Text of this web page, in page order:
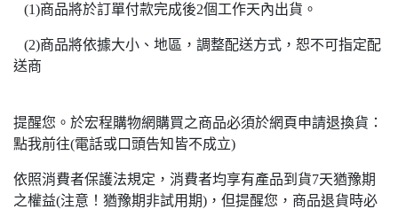
(1)商品將於訂單付款完成後2個工作天內出貨。
(2)商品將依據大小、地區，調整配送方式，恕不可指定配
送商
提醒您。於宏程購物網購買之商品必須於網頁申請退換貨：
點我前往(電話或口頭告知皆不成立)
依照消費者保護法規定，消費者均享有產品到貨7天猶豫期
之權益(注意！猶豫期非試用期)，但提醒您，商品退貨時必